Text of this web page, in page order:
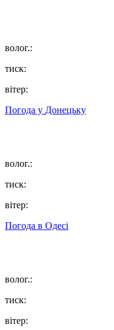
волог.:
тиск:
вітер:
Погода у Донецьку
волог.:
тиск:
вітер:
Погода в Одесі
волог.:
тиск:
вітер: